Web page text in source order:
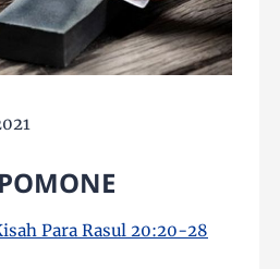
Para Rasul 20:20-28